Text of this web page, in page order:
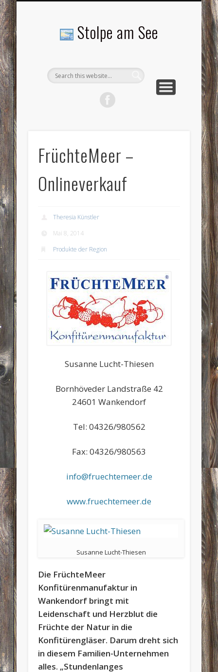
Stolpe am See
FrüchteMeer –
Onlineverkauf
Theresia Künstler
Mai 8, 2014
Produkte der Region
Susanne Lucht-Thiesen
Bornhöveder Landstraße 42
24601 Wankendorf
Tel: 04326/980562
Fax: 04326/980563
info@fruechtemeer.de
www.fruechtemeer.de
Susanne Lucht-Thiesen
Die FrüchteMeer
Konfitürenmanufaktur in
Wankendorf bringt mit
Leidenschaft und Herzblut die
Früchte der Natur in die
Konfitürengläser. Darum dreht sich
in diesem Familien-Unternehmen
alles. „Stundenlanges